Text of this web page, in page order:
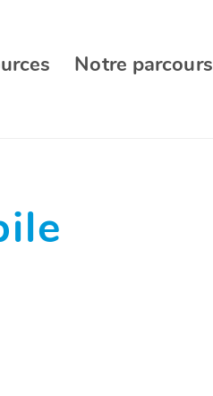
Notre parcours